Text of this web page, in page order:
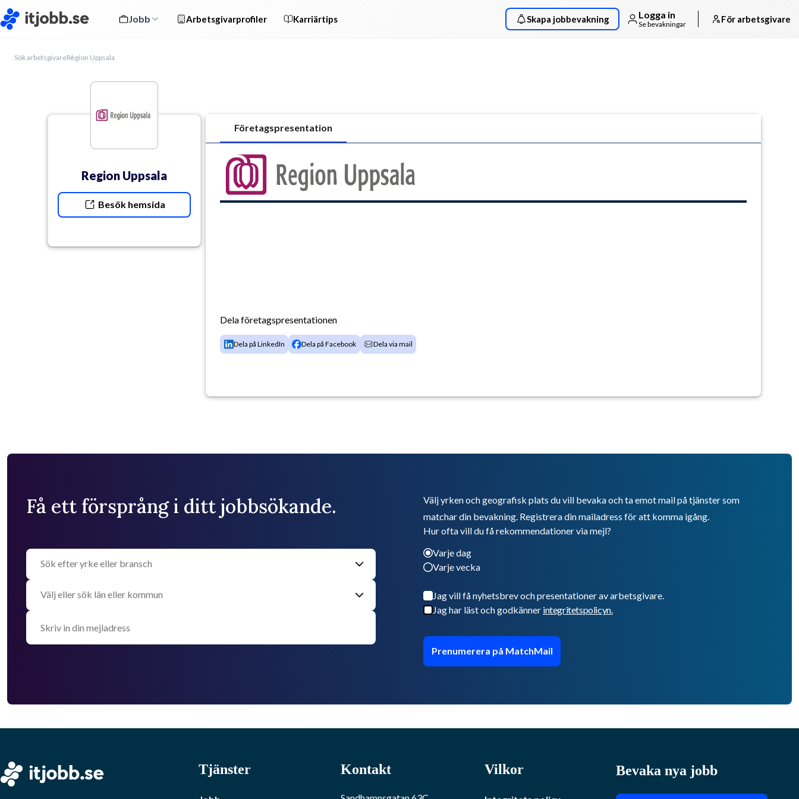
Jobb Arbetsgivarprofiler Karriärtips Skapa jobbevakning Logga in
Se bevakningar För arbetsgivare
Sök arbetsgivareRegion Uppsala
Region Uppsala
Besök hemsida
Företagspresentation
Dela företagspresentationen
Dela på LinkedIn Dela på Facebook Dela via mail
Få ett försprång i ditt jobbsökande.
Välj yrken och geografisk plats du vill bevaka och ta emot mail på tjänster som
matchar din bevakning. Registrera din mailadress för att komma igång.
Hur ofta vill du få rekommendationer via mejl?
Varje dag
Varje vecka
Jag vill få nyhetsbrev och presentationer av arbetsgivare.
Jag har läst och godkänner integritetspolicyn.
Prenumerera på MatchMail
Tjänster Kontakt Vilkor Bevaka nya jobb